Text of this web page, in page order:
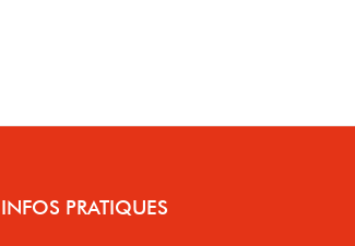
INFOS PRATIQUES